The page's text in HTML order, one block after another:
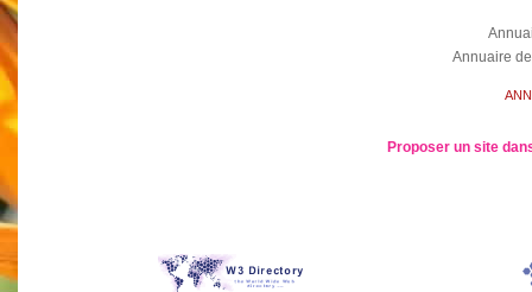
Annuaire
Proposer un site